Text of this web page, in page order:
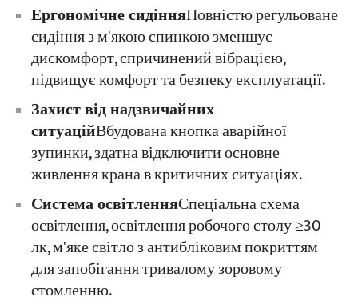
Ергономічне сидінняПовністю регульоване
сидіння з м'якою спинкою зменшує
дискомфорт, спричинений вібрацією,
підвищує комфорт та безпеку експлуатації.
Захист від надзвичайних
ситуаційВбудована кнопка аварійної
зупинки, здатна відключити основне
живлення крана в критичних ситуаціях.
Система освітленняСпеціальна схема
освітлення, освітлення робочого столу ≥30
лк, м'яке світло з антибліковим покриттям
для запобігання тривалому зоровому
стомленню.